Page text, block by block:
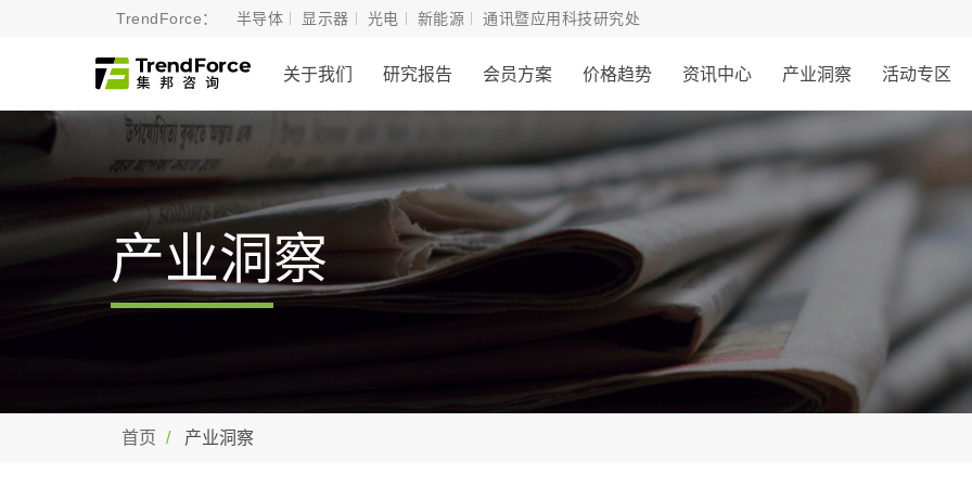
TrendForce： 半导体 显示器 光电 新能源 通讯暨应用科技研究处
关于我们 研究报告 会员方案 价格趋势 资讯中心 产业洞察 活动专区
产业洞察
首页 产业洞察